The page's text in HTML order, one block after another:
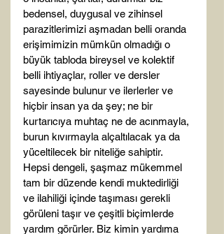
bedensel, duygusal ve zihinsel
parazitlerimizi aşmadan belli oranda
erişimimizin mümkün olmadığı o
büyük tabloda bireysel ve kolektif
belli ihtiyaçlar, roller ve dersler
sayesinde bulunur ve ilerlerler ve
hiçbir insan ya da şey; ne bir
kurtarıcıya muhtaç ne de acınmayla,
burun kıvırmayla alçaltılacak ya da
yüceltilecek bir niteliğe sahiptir.
Hepsi dengeli, şaşmaz mükemmel
tam bir düzende kendi muktedirliği
ve ilahiliği içinde taşıması gerekli
görüleni taşır ve çeşitli biçimlerde
yardım görürler. Biz kimin yardıma